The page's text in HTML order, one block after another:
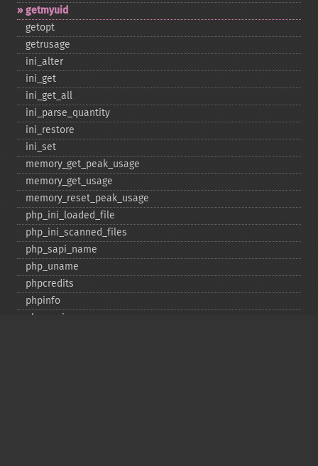
getmyuid
getopt
getrusage
ini_​alter
ini_​get
ini_​get_​all
ini_​parse_​quantity
ini_​restore
ini_​set
memory_​get_​peak_​usage
memory_​get_​usage
memory_​reset_​peak_​usage
php_​ini_​loaded_​file
php_​ini_​scanned_​files
php_​sapi_​name
php_​uname
phpcredits
phpinfo
phpversion